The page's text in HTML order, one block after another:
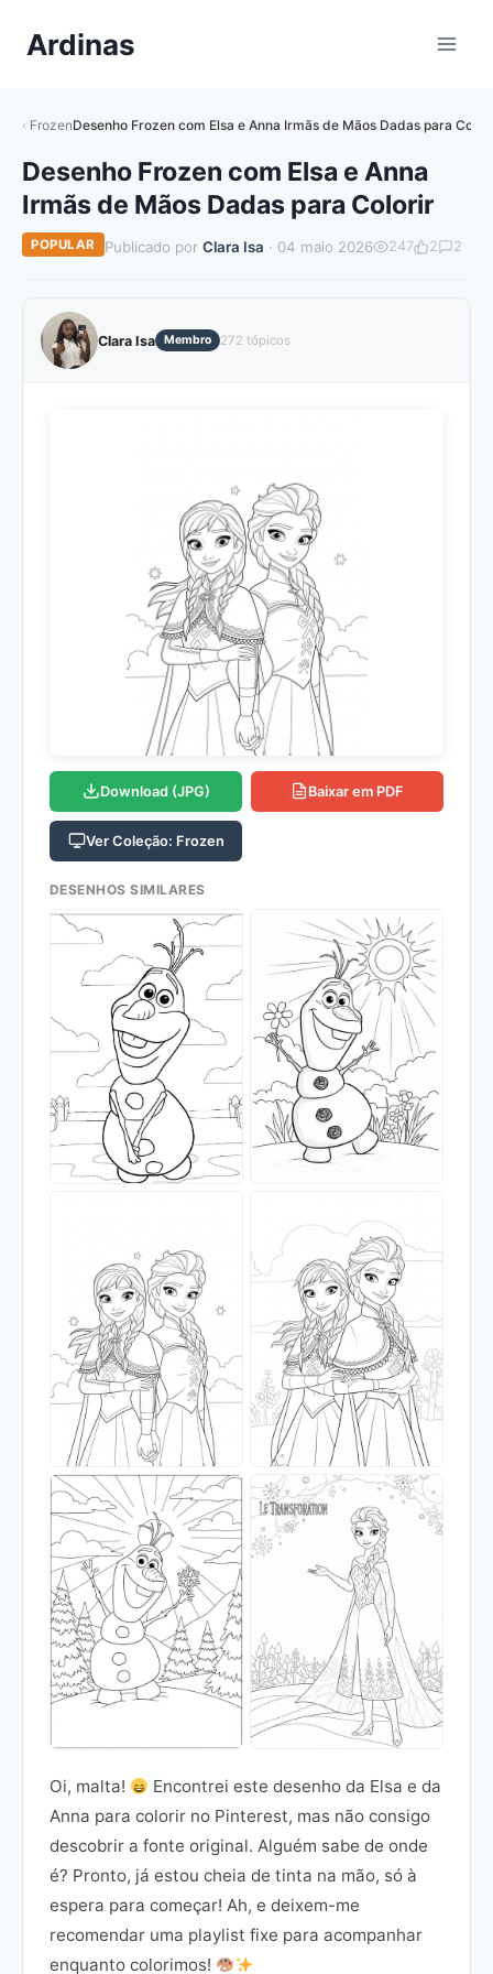
paraArdinas
FrozenDesenho Frozen com Elsa e Anna Irmãs de Mãos Dadas para
Desenho Frozen com Elsa e Anna
Irmãs de Mãos Dadas para Colorir
POPULAR Publicado por Clara Isa · 04 maio 2026 247 2 2
Clara Isa Membro 272 tópicos
Download (JPG) Baixar em PDF
Ver Coleção: Frozen
DESENHOS SIMILARES
Oi, malta!
Encontrei este desenho da Elsa e da
Anna para colorir no Pinterest, mas não consigo
descobrir a fonte original. Alguém sabe de onde
é? Pronto, já estou cheia de tinta na mão, só à
espera para começar! Ah, e deixem-me
recomendar uma playlist fixe para acompanhar
enquanto colorimos!